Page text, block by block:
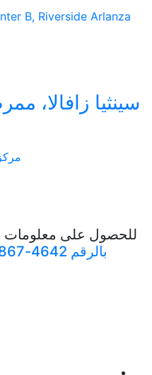
B, Riverside Arlanza
سينثيا زافالا،
للحصول على معلومات
بالرقم 4642-867-867-833-833-1